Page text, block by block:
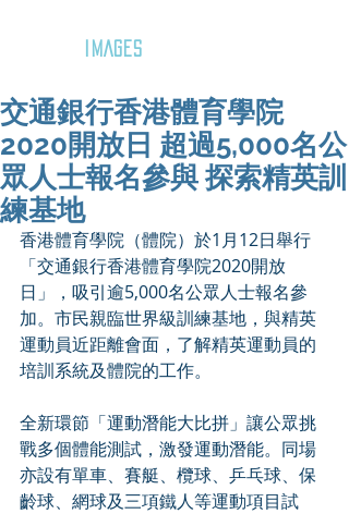
IMAGES
交通銀行香港體育學院
2020開放日 超過5,000名公
眾人士報名參與 探索精英訓
練基地
香港體育學院（體院）於1月12日舉行
「交通銀行香港體育學院2020開放
日」，吸引逾5,000名公眾人士報名參
加。市民親臨世界級訓練基地，與精英
運動員近距離會面，了解精英運動員的
培訓系統及體院的工作。
全新環節「運動潛能大比拼」讓公眾挑
戰多個體能測試，激發運動潛能。同場
亦設有單車、賽艇、欖球、乒乓球、保
齡球、網球及三項鐵人等運動項目試